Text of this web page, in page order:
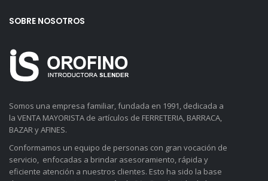
SOBRE NOSOTROS
Somos una empresa familiar, fundada en 1991, dedicada a
la VENTA MAYORISTA de artículos de FERRETERIA, BARRACA,
BAZAR y AFINES.
Conformamos un equipo de personas con gran vocación de
servicio, enfocadas a brindar asesoramiento, rápida y
eficiente atención a nuestros clientes. Esto ha sido la base